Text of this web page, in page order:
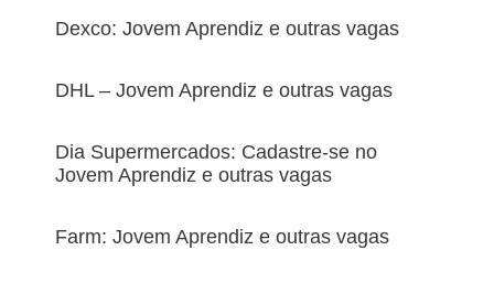
Dexco: Jovem Aprendiz e outras vagas
DHL – Jovem Aprendiz e outras vagas
Dia Supermercados: Cadastre-se no
Jovem Aprendiz e outras vagas
Farm: Jovem Aprendiz e outras vagas